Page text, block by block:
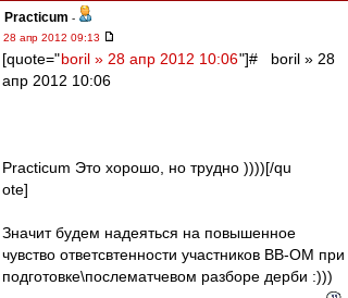
Practicum -
28 апр 2012 09:13
[quote="boril » 28 апр 2012 10:06"]# boril » 28
апр 2012 10:06
Practicum Это хорошо, но трудно ))))[/qu
ote]
Значит будем надеяться на повышенное
чувство ответсвтенности участников ВВ-ОМ при
подготовке\послематчевом разборе дерби :)))